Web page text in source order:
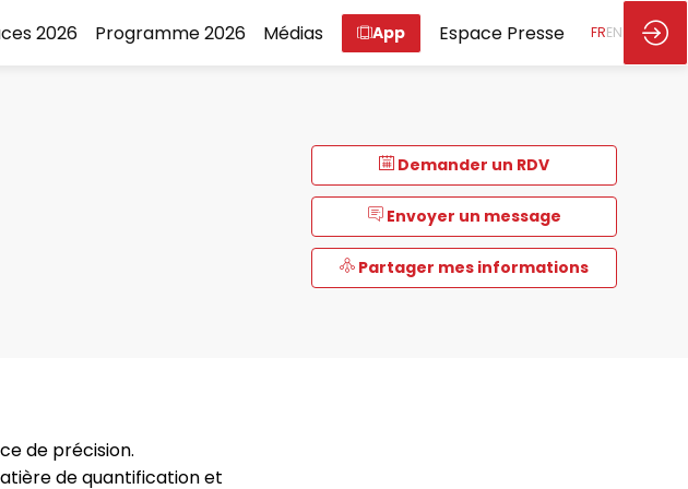
2026 Programme 2026 Médias App Espace Presse FREN
Demander un RDV
Envoyer un message
Partager mes informations
de précision.
de quantification et